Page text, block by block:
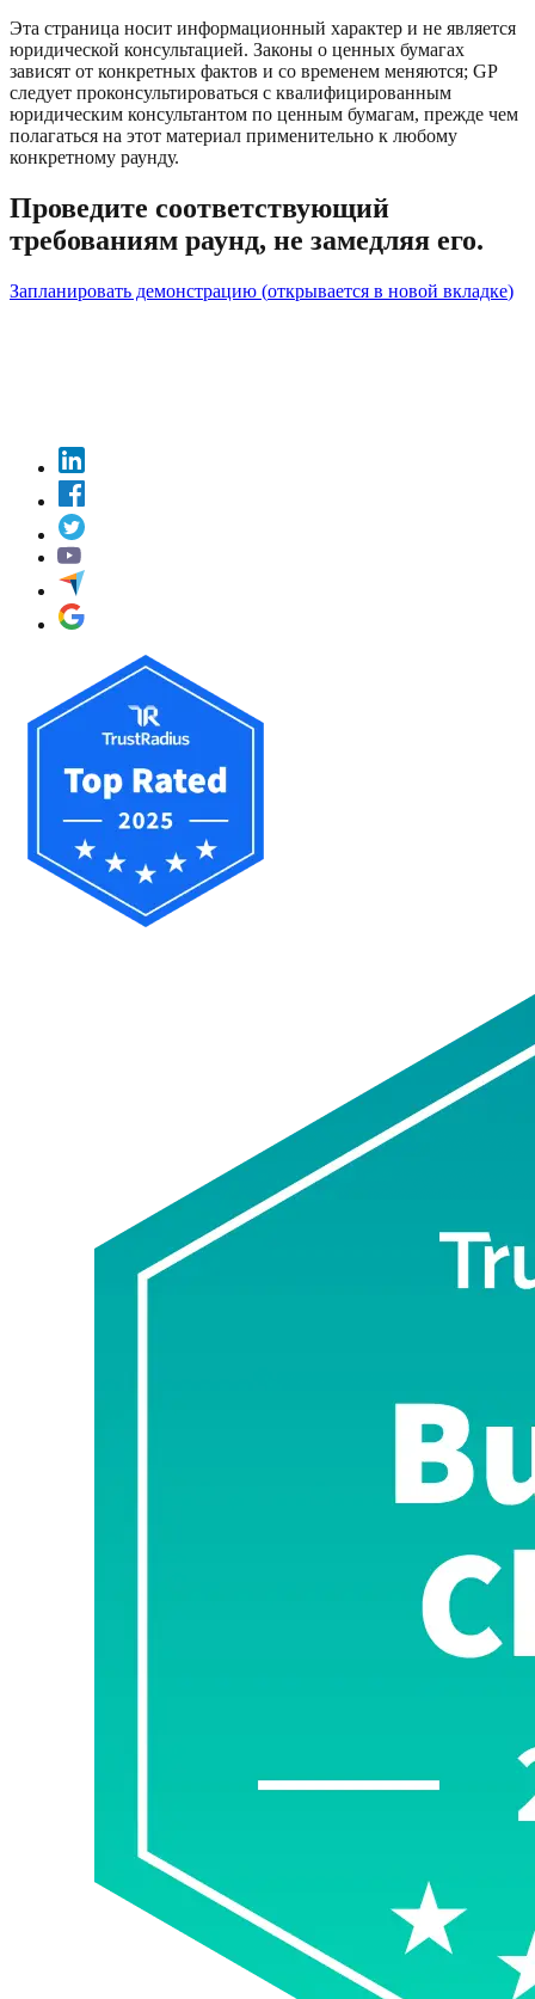
Эта страница носит информационный характер и не является
юридической консультацией. Законы о ценных бумагах
зависят от конкретных фактов и со временем меняются; GP
следует проконсультироваться с квалифицированным
юридическим консультантом по ценным бумагам, прежде чем
полагаться на этот материал применительно к любому
конкретному раунду.
Проведите соответствующий
требованиям раунд, не замедляя его.
Запланировать демонстрацию (открывается в новой вкладке)